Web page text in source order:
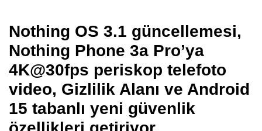
Nothing OS 3.1 güncellemesi,
Nothing Phone 3a Pro’ya
4K@30fps periskop telefoto
video, Gizlilik Alanı ve Android
15 tabanlı yeni güvenlik